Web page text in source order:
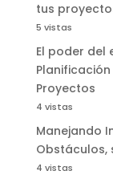
tus
5 vistas
El poder del
Proyectos
4 vistas
Manejando
Obstáculos,
4 vistas